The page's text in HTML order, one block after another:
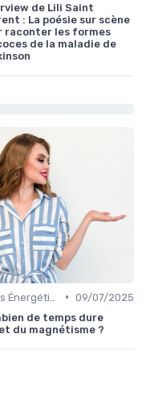
de Lili Saint
: La poésie sur scène
raconter les formes
de la maladie de
• 09/07/2025
de temps dure
du magnétisme ?